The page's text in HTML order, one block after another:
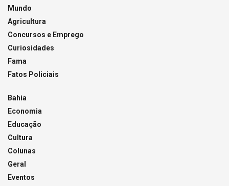
Mundo
Agricultura
Concursos e Emprego
Curiosidades
Fama
Fatos Policiais
Bahia
Economia
Educação
Cultura
Colunas
Geral
Eventos